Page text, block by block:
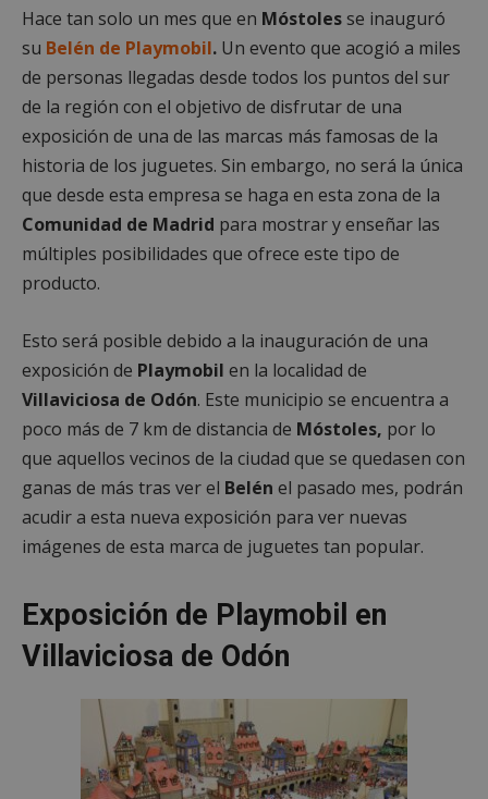
Hace tan solo un mes que en Móstolesse inauguró
su Belén de Playmobil. Un evento que acogió a miles
de personas llegadas desde todos los puntos del sur
de la región con el objetivo de disfrutar de una
exposición de una de las marcas más famosas de la
historia de los juguetes. Sin embargo, no será la única
que desde esta empresa se haga en esta zona de la
Comunidad de Madrid para mostrar y enseñar las
múltiples posibilidades que ofrece este tipo de
producto.
Esto será posible debido a la inauguración de una
exposición de Playmobil en la localidad de
Villaviciosa de Odón. Este municipio se encuentra a
poco más de 7 km de distancia de Móstoles, por lo
que aquellos vecinos de la ciudad que se quedasen con
ganas de más tras ver el Belén el pasado mes, podrán
acudir a esta nueva exposición para ver nuevas
imágenes de esta marca de juguetes tan popular.
Exposición de Playmobil en
Villaviciosa de Odón